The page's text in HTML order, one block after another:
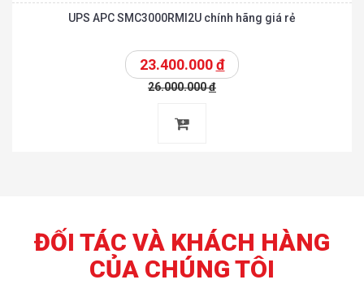
UPS APC SMC3000RMI2U chính hãng giá rẻ
23.400.000đ
26.000.000đ
ĐỐI TÁC VÀ KHÁCH HÀNG
CỦA CHÚNG TÔI